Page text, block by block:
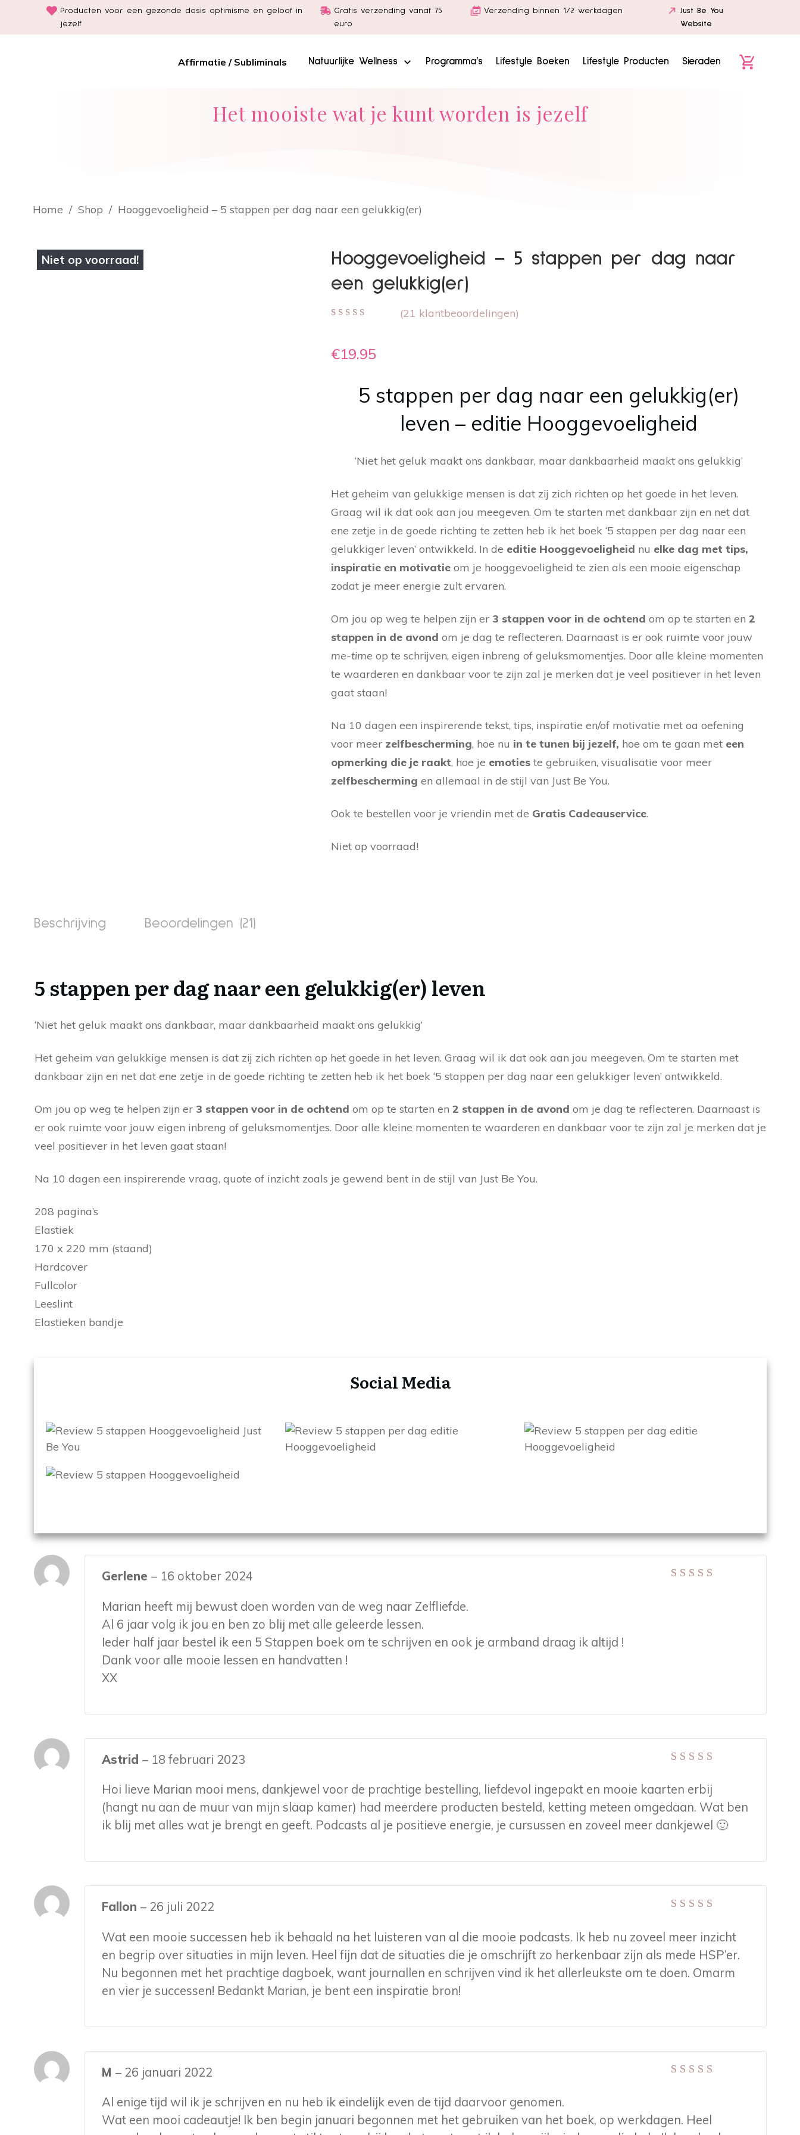
Producten voor een gezonde dosis optimisme en geloof in
jezelf
Gratis verzending vanaf 75
euro
Verzending binnen 1/2 werkdagen
Just Be You
Website
Affirmatie / Subliminals Natuurlijke Wellness Programma’s Lifestyle Boeken Lifestyle Producten Sieraden
Het mooiste wat je kunt worden is jezelf
Home / Shop / Hooggevoeligheid – 5 stappen per dag naar een gelukkig(er)
Niet op voorraad!
Hooggevoeligheid – 5 stappen per dag naar
een gelukkig(er)
klant
waarderingen
(21 klantbeoordelingen)
€19.95
5 stappen per dag naar een gelukkig(er)
leven – editie Hooggevoeligheid
‘Niet het geluk maakt ons dankbaar, maar dankbaarheid maakt ons gelukkig’
Het geheim van gelukkige mensen is dat zij zich richten op het goede in het leven.
Graag wil ik dat ook aan jou meegeven. Om te starten met dankbaar zijn en net dat
ene zetje in de goede richting te zetten heb ik het boek ‘5 stappen per dag naar een
gelukkiger leven’ ontwikkeld. In de editie Hooggevoeligheid nu elke dag met tips,
inspiratie en motivatieom je hooggevoeligheid te zien als een mooie eigenschap
zodat je meer energie zult ervaren.
Om jou op weg te helpen zijn er 3 stappen voor in de ochtend om op te starten en 2
stappen in de avond om je dag te reflecteren. Daarnaast is er ook ruimte voor jouw
me-time op te schrijven, eigen inbreng of geluksmomentjes. Door alle kleine momenten
te waarderen en dankbaar voor te zijn zal je merken dat je veel positiever in het leven
gaat staan!
Na 10 dagen een inspirerende tekst, tips, inspiratie en/of motivatie met oa oefening
voor meer zelfbescherming, hoe nu in te tunen bij jezelf, hoe om te gaan met een
opmerking die je raakt, hoe je emotieste gebruiken, visualisatie voor meer
zelfbescherming en allemaal in de stijl van Just Be You.
Ook te bestellen voor je vriendin met de Gratis Cadeauservice.
Niet op voorraad!
Beschrijving Beoordelingen (21)
5 stappen per dag naar een gelukkig(er) leven
‘Niet het geluk maakt ons dankbaar, maar dankbaarheid maakt ons gelukkig’
Het geheim van gelukkige mensen is dat zij zich richten op het goede in het leven. Graag wil ik dat ook aan jou meegeven. Om te starten met
dankbaar zijn en net dat ene zetje in de goede richting te zetten heb ik het boek ‘5 stappen per dag naar een gelukkiger leven’ ontwikkeld.
Om jou op weg te helpen zijn er 3 stappen voor in de ochtend om op te starten en 2 stappen in de avond om je dag te reflecteren. Daarnaast is
er ook ruimte voor jouw eigen inbreng of geluksmomentjes. Door alle kleine momenten te waarderen en dankbaar voor te zijn zal je merken dat je
veel positiever in het leven gaat staan!
Na 10 dagen een inspirerende vraag, quote of inzicht zoals je gewend bent in de stijl van Just Be You.
208 pagina’s
Elastiek
170 x 220 mm (staand)
Hardcover
Fullcolor
Leeslint
Elastieken bandje
Social Media
Gerlene – 16 oktober 2024
Marian heeft mij bewust doen worden van de weg naar Zelfliefde.
Al 6 jaar volg ik jou en ben zo blij met alle geleerde lessen.
Ieder half jaar bestel ik een 5 Stappen boek om te schrijven en ook je armband draag ik altijd !
Dank voor alle mooie lessen en handvatten !
XX
Astrid – 18 februari 2023
Hoi lieve Marian mooi mens, dankjewel voor de prachtige bestelling, liefdevol ingepakt en mooie kaarten erbij
(hangt nu aan de muur van mijn slaap kamer) had meerdere producten besteld, ketting meteen omgedaan. Wat ben
ik blij met alles wat je brengt en geeft. Podcasts al je positieve energie, je cursussen en zoveel meer dankjewel 🙂
Fallon – 26 juli 2022
Wat een mooie successen heb ik behaald na het luisteren van al die mooie podcasts. Ik heb nu zoveel meer inzicht
en begrip over situaties in mijn leven. Heel fijn dat de situaties die je omschrijft zo herkenbaar zijn als mede HSP’er.
Nu begonnen met het prachtige dagboek, want journallen en schrijven vind ik het allerleukste om te doen. Omarm
en vier je successen! Bedankt Marian, je bent een inspiratie bron!
M – 26 januari 2022
Al enige tijd wil ik je schrijven en nu heb ik eindelijk even de tijd daarvoor genomen.
Wat een mooi cadeautje! Ik ben begin januari begonnen met het gebruiken van het boek, op werkdagen. Heel